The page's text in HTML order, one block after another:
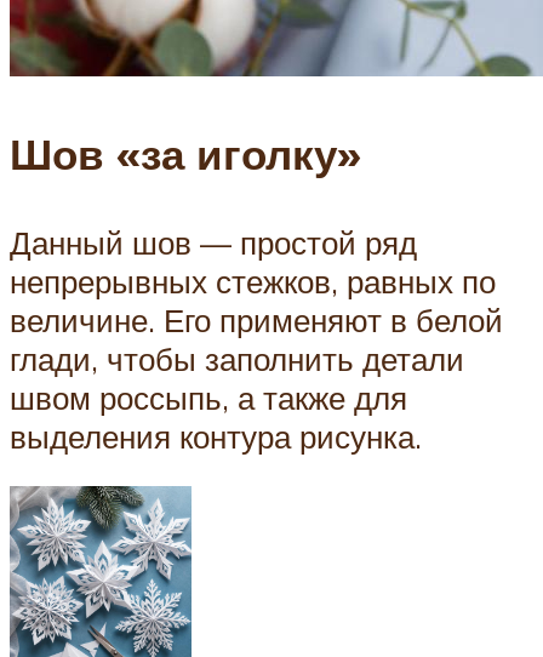
Шов «за иголку»
Данный шов — простой ряд
непрерывных стежков, равных по
величине. Его применяют в белой
глади, чтобы заполнить детали
швом россыпь, а также для
выделения контура рисунка.